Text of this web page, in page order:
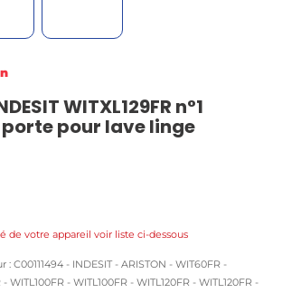
WITXL129FR n°1
pour lave linge
de votre appareil voir liste ci-dessous
C00111494 - INDESIT - ARISTON - WIT60FR -
WITL100FR - WITL100FR - WITL120FR - WITL120FR -